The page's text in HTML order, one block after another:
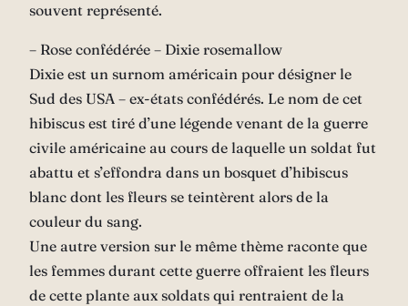
souvent représenté.
– Rose confédérée – Dixie rosemallow
Dixie est un surnom américain pour désigner le
Sud des USA – ex-états confédérés. Le nom de cet
hibiscus est tiré d’une légende venant de la guerre
civile américaine au cours de laquelle un soldat fut
abattu et s’effondra dans un bosquet d’hibiscus
blanc dont les fleurs se teintèrent alors de la
couleur du sang.
Une autre version sur le même thème raconte que
les femmes durant cette guerre offraient les fleurs
de cette plante aux soldats qui rentraient de la